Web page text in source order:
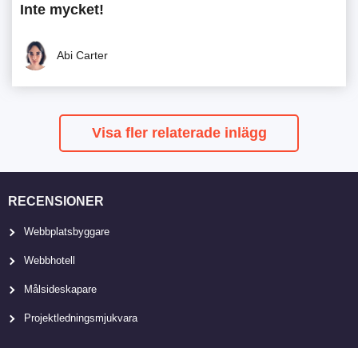
Inte mycket!
Abi Carter
Visa fler relaterade inlägg
RECENSIONER
Webbplatsbyggare
Webbhotell
Målsideskapare
Projektledningsmjukvara